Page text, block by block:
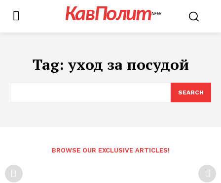
КавПолитNEW
Tag: уход за посудой
SEARCH
BROWSE OUR EXCLUSIVE ARTICLES!